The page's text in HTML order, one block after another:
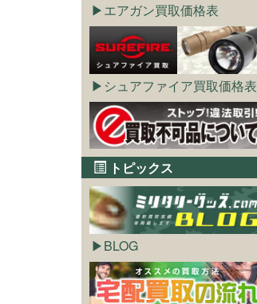
エアガン買取価格表
シュアファイア買取価格表
トピックス
BLOG